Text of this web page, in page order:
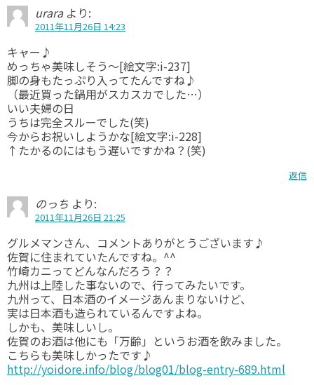
urara より:
2011年11月26日 14:23
キャー♪
めっちゃ美味しそう～[絵文字:i-237]
脚の身もたっぷり入ってたんですね♪
（最近買った鍋用がスカスカでした…）
いい夫婦の日
うちは完全スルーでした(笑)
今からお祝いしようかな[絵文字:i-228]
↑たかるのにはもう遅いですかね？(笑)
返信
のっち より:
2011年11月26日 21:25
グルメマンさん、コメントありがとうございます♪
佐賀に住まれていたんですね。^^
竹崎カニってどんなんだろう？？
九州は上陸した事ないので、行ってみたいです。
九州って、日本酒のイメージあんまりないけど、
実は日本酒も造られているんですよね。
しかも、美味しいし。
佐賀のお酒は他にも「万齢」というお酒を飲みました。
こちらも美味しかったです♪
http://yoidore.info/blog/blog01/blog-entry-689.html